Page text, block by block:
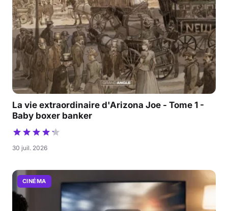
La vie extraordinaire d'Arizona Joe - Tome 1 -
Baby boxer banker
30 juil. 2026
CINÉMA